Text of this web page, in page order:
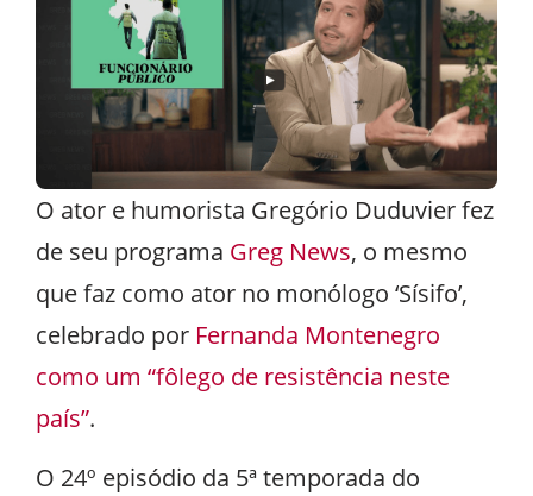
O ator e humorista Gregório Duduvier fez
de seu programa Greg News, o mesmo
que faz como ator no monólogo ‘Sísifo’,
celebrado por Fernanda Montenegro
como um “fôlego de resistência neste
país”.
O 24º episódio da 5ª temporada do